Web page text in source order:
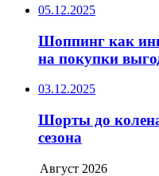
05.12.2025
Шоппинг как
на покупки
03.12.2025
Шорты до
сезона
Август 2026